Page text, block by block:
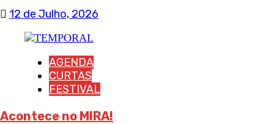
12 de Julho, 2026
AGENDA
CURTAS
FESTIVAL
Acontece no MIRA!